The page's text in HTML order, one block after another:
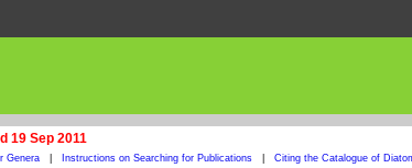
19 Sep 2011
Genera Instructions on Searching for Publications Citing the Catalogue of